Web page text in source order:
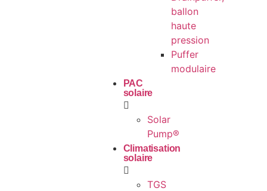
ballon
haute
pression
Puffer
modulaire
PAC
solaire
Solar
Pump®
Climatisation
solaire
TGS